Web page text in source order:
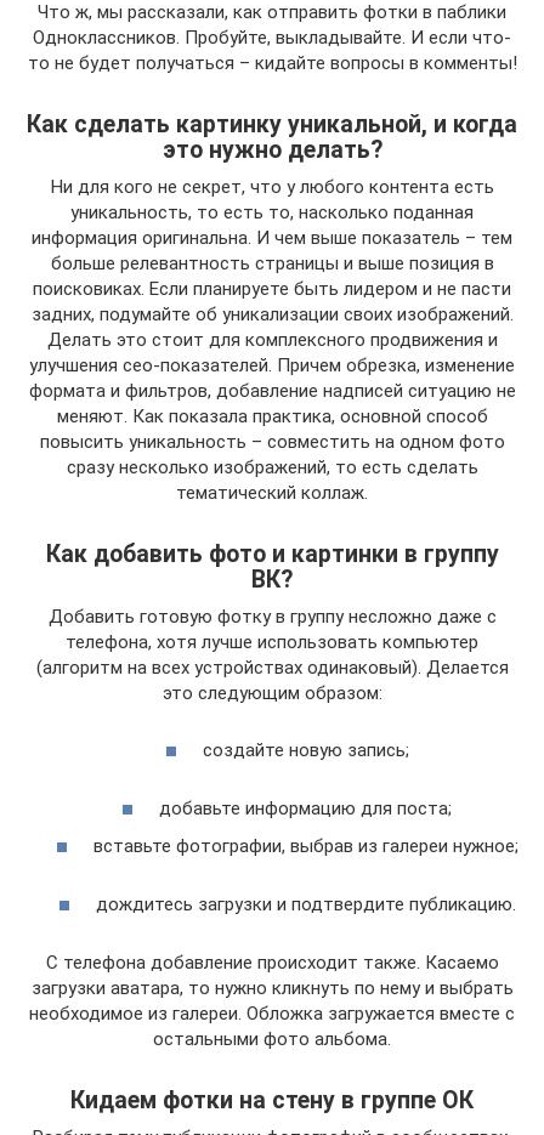
Что ж, мы рассказали, как отправить фотки в паблики
Одноклассников. Пробуйте, выкладывайте. И если что-
то не будет получаться – кидайте вопросы в комменты!
Как сделать картинку уникальной, и когда
это нужно делать?
Ни для кого не секрет, что у любого контента есть
уникальность, то есть то, насколько поданная
информация оригинальна. И чем выше показатель – тем
больше релевантность страницы и выше позиция в
поисковиках. Если планируете быть лидером и не пасти
задних, подумайте об уникализации своих изображений.
Делать это стоит для комплексного продвижения и
улучшения сео-показателей. Причем обрезка, изменение
формата и фильтров, добавление надписей ситуацию не
меняют. Как показала практика, основной способ
повысить уникальность – совместить на одном фото
сразу несколько изображений, то есть сделать
тематический коллаж.
Как добавить фото и картинки в группу
ВК?
Добавить готовую фотку в группу несложно даже с
телефона, хотя лучше использовать компьютер
(алгоритм на всех устройствах одинаковый). Делается
это следующим образом:
создайте новую запись;
добавьте информацию для поста;
вставьте фотографии, выбрав из галереи нужное;
дождитесь загрузки и подтвердите публикацию.
С телефона добавление происходит также. Касаемо
загрузки аватара, то нужно кликнуть по нему и выбрать
необходимое из галереи. Обложка загружается вместе с
остальными фото альбома.
Кидаем фотки на стену в группе ОК